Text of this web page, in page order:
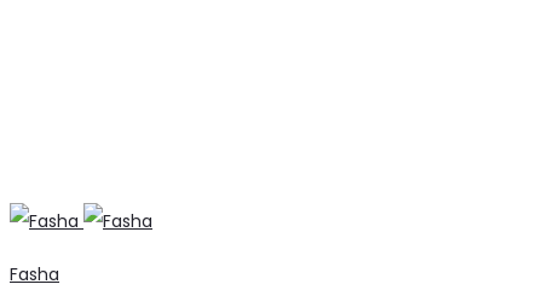
Fasha